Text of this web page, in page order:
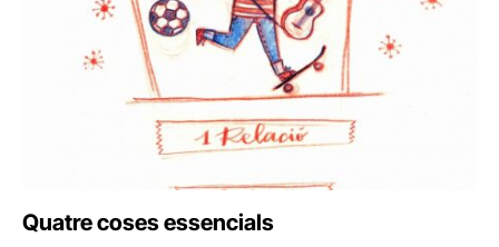
Quatre coses essencials